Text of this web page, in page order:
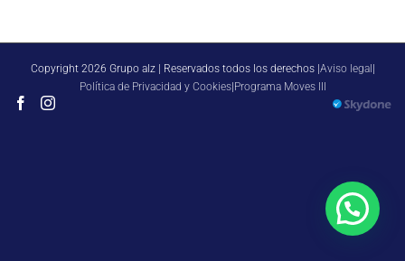
Copyright 2026 Grupo alz | Reservados todos los derechos | Aviso legal
Política de Privacidad y Cookies| Programa Moves III